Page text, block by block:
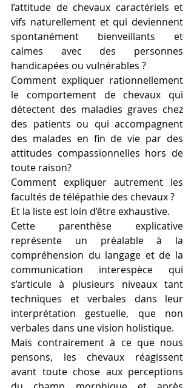
l’attitude de chevaux caractériels et
vifs naturellement et qui deviennent
spontanément bienveillants et
calmes avec des personnes
handicapées ou vulnérables ?
Comment expliquer rationnellement
le comportement de chevaux qui
détectent des maladies graves chez
des patients ou qui accompagnent
des malades en fin de vie par des
attitudes compassionnelles hors de
toute raison?
Comment expliquer autrement les
facultés de télépathie des chevaux ?
Et la liste est loin d’être exhaustive.
Cette parenthèse explicative
représente un préalable à la
compréhension du langage et de la
communication interespèce qui
s’articule à plusieurs niveaux tant
techniques et verbales dans leur
interprétation gestuelle, que non
verbales dans une vision holistique.
Mais contrairement à ce que nous
pensons, les chevaux réagissent
avant toute chose aux perceptions